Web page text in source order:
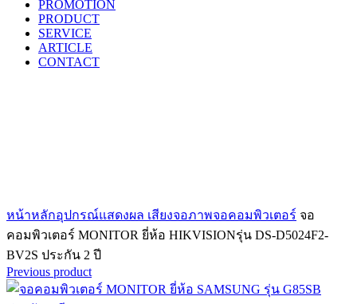
PROMOTION
PRODUCT
SERVICE
ARTICLE
CONTACT
หน้าหลักอุปกรณ์แสดงผล เสียงจอภาพจอคอมพิวเตอร์ จอ
คอมพิวเตอร์ MONITOR ยี่ห้อ HIKVISIONรุ่น DS-D5024F2-
BV2S ประกัน 2 ปี
Previous product